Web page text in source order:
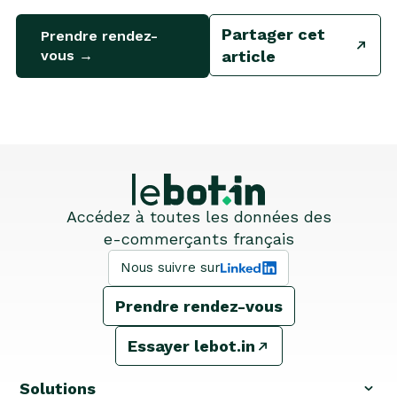
Prendre rendez-
vous →
Partager cet
article
Accédez à toutes les données des
e-commerçants français
Nous suivre sur
Prendre rendez-vous
Essayer lebot.in
Solutions